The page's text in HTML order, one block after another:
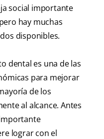
social importante
hay muchas
disponibles.
dental es una de las
para mejorar
de los
al alcance. Antes
lograr con el